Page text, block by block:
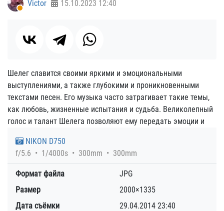
Victor 15.10.2023 12:40
Шелег славится своими яркими и эмоциональными
выступлениями, а также глубокими и проникновенными
текстами песен. Его музыка часто затрагивает такие темы,
как любовь, жизненные испытания и судьба. Великолепный
голос и талант Шелега позволяют ему передать эмоции и
NIKON D750
f/5.6
1/4000s 300mm 300mm
Формат файла
JPG
Размер
2000×1335
Дата съёмки
29.04.2014 23:40